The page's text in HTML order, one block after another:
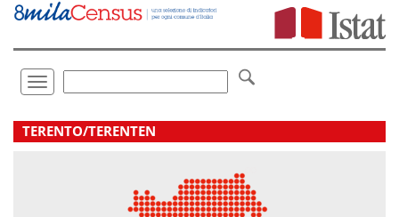
Vai
direttamente
Toggle
navigation
.
TERENTO/TERENTEN